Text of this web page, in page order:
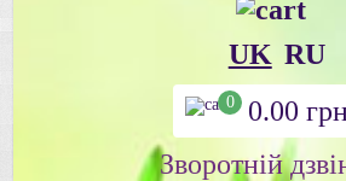
UK RU
0 0.00
Зворотній